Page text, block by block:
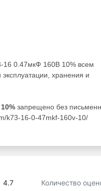
16 0.47мкФ 160В 10% всем
хранения и
запрещено без
k73-16-0-47mkf-160v-10/
4.7 Количество